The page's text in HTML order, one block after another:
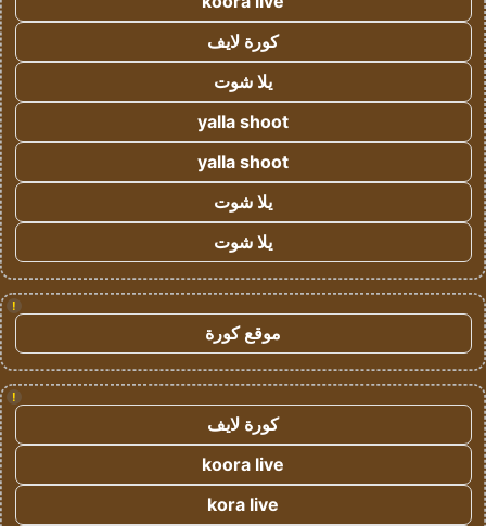
كورة لايف
يلا شوت
yalla shoot
yalla shoot
يلا شوت
يلا شوت
!
موقع كورة
!
كورة لايف
koora live
kora live